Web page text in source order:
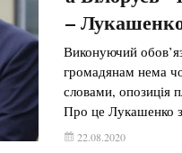
–
Виконуючий
громадянам нема
словами, опозиція
Про це Лукашенко
цитує Інтерфакс-
22.08.2020